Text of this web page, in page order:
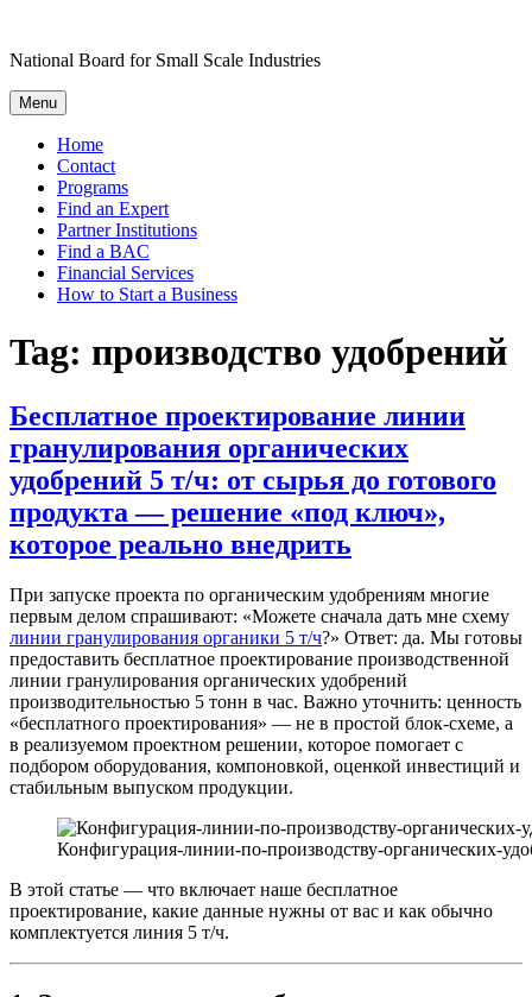
content
National Board for Small Scale Industries
Menu
Home
Contact
Programs
Find an Expert
Partner Institutions
Find a BAC
Financial Services
How to Start a Business
Tag: производство удобрений
Бесплатное проектирование линии
гранулирования органических
удобрений 5 т/ч: от сырья до готового
продукта — решение «под ключ»,
которое реально внедрить
При запуске проекта по органическим удобрениям многие
первым делом спрашивают: «Можете сначала дать мне схему
линии гранулирования органики 5 т/ч?» Ответ: да. Мы готовы
предоставить бесплатное проектирование производственной
линии гранулирования органических удобрений
производительностью 5 тонн в час. Важно уточнить: ценность
«бесплатного проектирования» — не в простой блок-схеме, а
в реализуемом проектном решении, которое помогает с
подбором оборудования, компоновкой, оценкой инвестиций и
стабильным выпуском продукции.
Конфигурация-линии-по-производству-органических-
В этой статье — что включает наше бесплатное
проектирование, какие данные нужны от вас и как обычно
комплектуется линия 5 т/ч.